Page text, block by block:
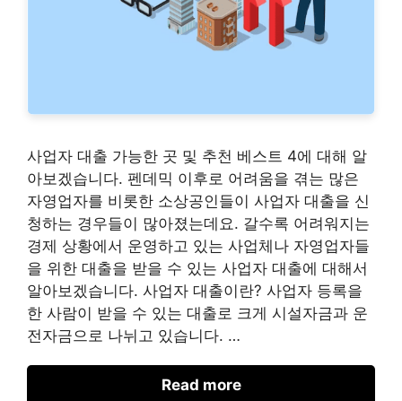
사업자 대출 가능한 곳 및 추천 베스트 4에 대해 알
아보겠습니다. 펜데믹 이후로 어려움을 겪는 많은
자영업자를 비롯한 소상공인들이 사업자 대출을 신
청하는 경우들이 많아졌는데요. 갈수록 어려워지는
경제 상황에서 운영하고 있는 사업체나 자영업자들
을 위한 대출을 받을 수 있는 사업자 대출에 대해서
알아보겠습니다. 사업자 대출이란? 사업자 등록을
한 사람이 받을 수 있는 대출로 크게 시설자금과 운
전자금으로 나뉘고 있습니다. …
Read more